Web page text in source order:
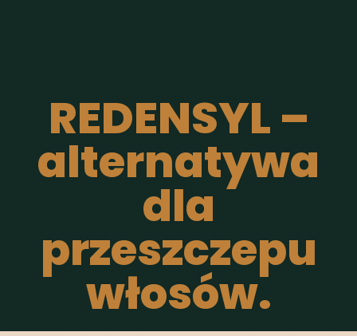
REDENSYL –
alternatywa
dla
przeszczepu
włosów.